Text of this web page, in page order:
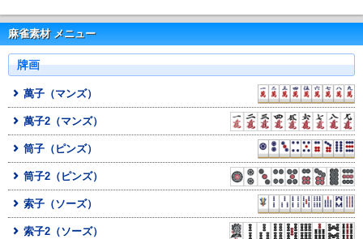
麻雀素材 メニュー
牌画
萬子（マンズ）
萬子2（マンズ）
筒子（ピンズ）
筒子2（ピンズ）
索子（ソーズ）
索子2（ソーズ）